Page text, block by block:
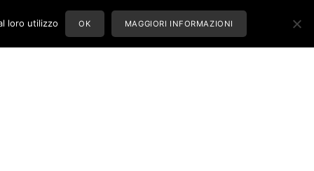
loro utilizzo OK MAGGIORI INFORMAZIONI